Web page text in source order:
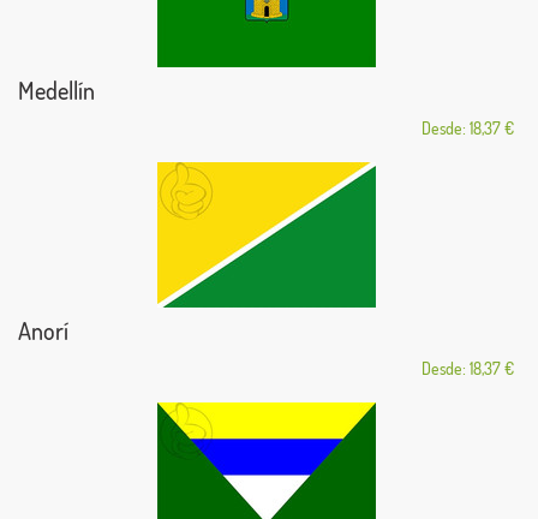
Medellín
Desde: 18,37 €
Anorí
Desde: 18,37 €